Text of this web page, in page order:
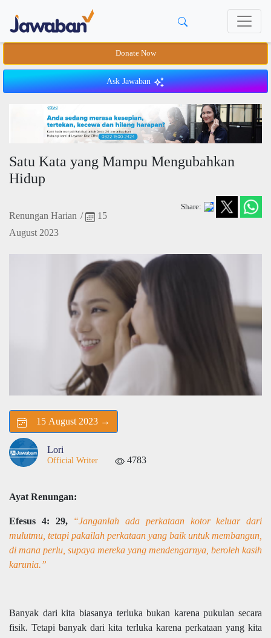
Donate Now
Ask Jawaban
Satu Kata yang Mampu Mengubahkan
Hidup
Renungan Harian /
15
August 2023
Share:
15 August 2023 →
Lori
Official Writer 4783
Ayat Renungan:
Efesus 4: 29,
“Janganlah ada perkataan kotor keluar dari
mulutmu, tetapi pakailah perkataan yang baik untuk membangun,
di mana perlu, supaya mereka yang mendengarnya, beroleh kasih
karunia.”
Banyak dari kita biasanya terluka bukan karena pukulan secara
fisik. Tetapi banyak dari kita terluka karena perkataan yang kita